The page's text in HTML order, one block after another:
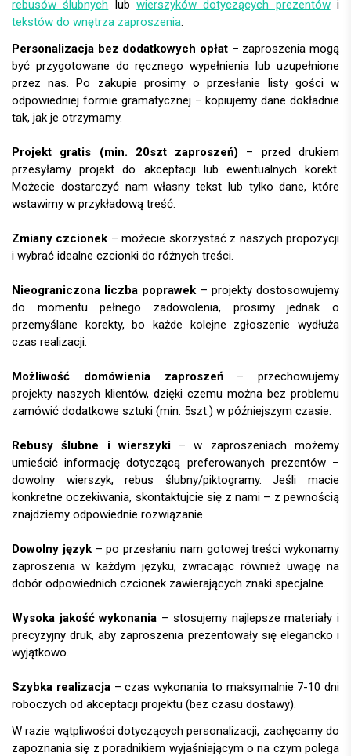
rebusów ślubnych lubwierszyków dotyczących prezentówi
tekstów do wnętrza zaproszenia.
Personalizacja bez dodatkowych opłat – zaproszenia mogą
być przygotowane do ręcznego wypełnienia lub uzupełnione
przez nas. Po zakupie prosimy o przesłanie listy gości w
odpowiedniej formie gramatycznej – kopiujemy dane dokładnie
tak, jak je otrzymamy.
Projekt gratis (min. 20szt zaproszeń) – przed drukiem
przesyłamy projekt do akceptacji lub ewentualnych korekt.
Możecie dostarczyć nam własny tekst lub tylko dane, które
wstawimy w przykładową treść.
Zmiany czcionek – możecie skorzystać z naszych propozycji
i wybrać idealne czcionki do różnych treści.
Nieograniczona liczba poprawek – projekty dostosowujemy
do momentu pełnego zadowolenia, prosimy jednak o
przemyślane korekty, bo każde kolejne zgłoszenie wydłuża
czas realizacji.
Możliwość domówienia zaproszeń– przechowujemy
projekty naszych klientów, dzięki czemu można bez problemu
zamówić dodatkowe sztuki (min. 5szt.) w późniejszym czasie.
Rebusy ślubne i wierszyki– w zaproszeniach możemy
umieścić informację dotyczącą preferowanych prezentów –
dowolny wierszyk, rebus ślubny/piktogramy. Jeśli macie
konkretne oczekiwania, skontaktujcie się z nami – z pewnością
znajdziemy odpowiednie rozwiązanie.
Dowolny język– po przesłaniu nam gotowej treści wykonamy
zaproszenia w każdym języku, zwracając również uwagę na
dobór odpowiednich czcionek zawierających znaki specjalne.
Wysoka jakość wykonania – stosujemy najlepsze materiały i
precyzyjny druk, aby zaproszenia prezentowały się elegancko i
wyjątkowo.
Szybka realizacja– czas wykonania to maksymalnie 7-10 dni
roboczych od akceptacji projektu (bez czasu dostawy).
W razie wątpliwości dotyczących personalizacji, zachęcamy do
zapoznania się z poradnikiem wyjaśniającym o na czym polega